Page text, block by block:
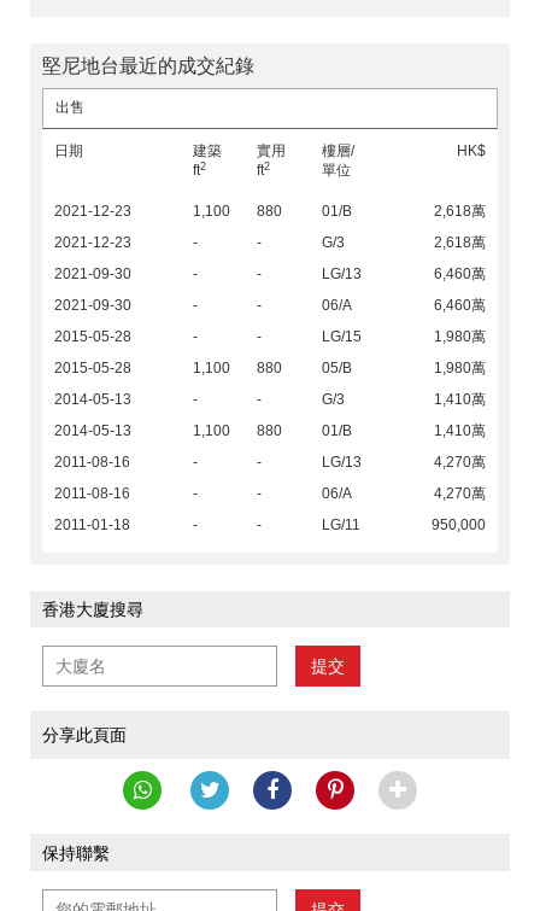
堅尼地台最近的成交紀錄
出售
日期
建築
ft2
實用
ft2
樓層/
單位
HK$
2021-12-23 1,100 880 01/B
2,618萬
2021-12-23
- - G/3
2,618萬
2021-09-30
- - LG/13
6,460萬
2021-09-30
- - 06/A
6,460萬
2015-05-28
- - LG/15
1,980萬
2015-05-28
1,100 880 05/B
1,980萬
2014-05-13
- - G/3
1,410萬
2014-05-13
1,100 880 01/B
1,410萬
2011-08-16
- - LG/13
4,270萬
2011-08-16
- - 06/A
4,270萬
2011-01-18
- - LG/11 950,000
香港大廈搜尋
提交
分享此頁面
保持聯繫